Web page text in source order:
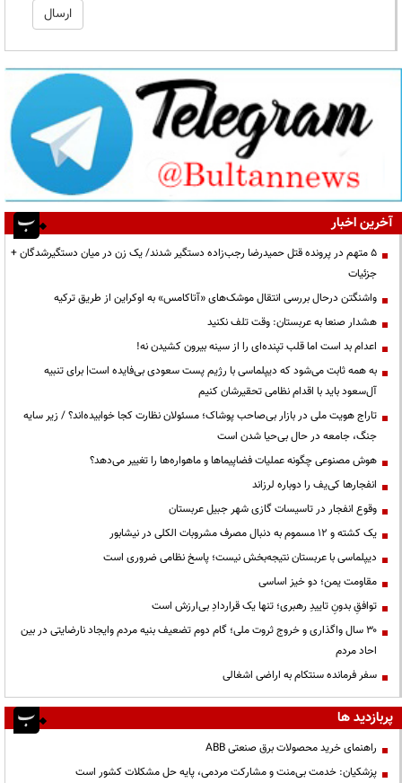
آخرین اخبار
۵ متهم در پرونده قتل حمیدرضا رجب‌زاده دستگیر شدند/ یک زن در میان دستگیرشدگان +
جزئیات
واشنگتن درحال بررسی انتقال موشک‌های «آتاکامس» به اوکراین از طریق ترکیه
هشدار صنعا به عربستان: وقت تلف نکنید
اعدام بد است اما قلب تپنده‌ای را از سینه بیرون کشیدن نه!
به همه ثابت می‌شود که دیپلماسی با رژیم پست سعودی بی‌فایده است| برای تنبیه
آل‌سعود باید با اقدام نظامی تحقیرشان کنیم
تاراج هویت ملی در بازار بی‌صاحب پوشاک؛ مسئولان نظارت کجا خوابیده‌اند؟ / زیر سایه
جنگ، جامعه در حال بی‌حیا شدن است
هوش مصنوعی چگونه عملیات فضاپیماها و ماهواره‌ها را تغییر می‌دهد؟
انفجارها کی‌یف را دوباره لرزاند
وقوع انفجار در تاسیسات گازی شهر جبیل عربستان
یک کشته و ۱۲ مسموم به دنبال مصرف مشروبات الکلی در نیشابور
دیپلماسی با عربستان نتیجه‌بخش نیست؛ پاسخ نظامی ضروری است
مقاومت یمن؛ دو خیز اساسی
توافقِ بدونِ تاییدِ رهبری؛ تنها یک قراردادِ بی‌ارزش است
۳۰ سال واگذاری و خروج ثروت ملی؛ گام دوم تضعیف بنیه مردم وایجاد نارضایتی در بین
احاد مردم
سفر فرمانده سنتکام به اراضی اشغالی
پربازدید ها
راهنمای خرید محصولات برق صنعتی ABB
پزشکیان: خدمت بی‌منت و مشارکت مردمی، پایه حل مشکلات کشور است